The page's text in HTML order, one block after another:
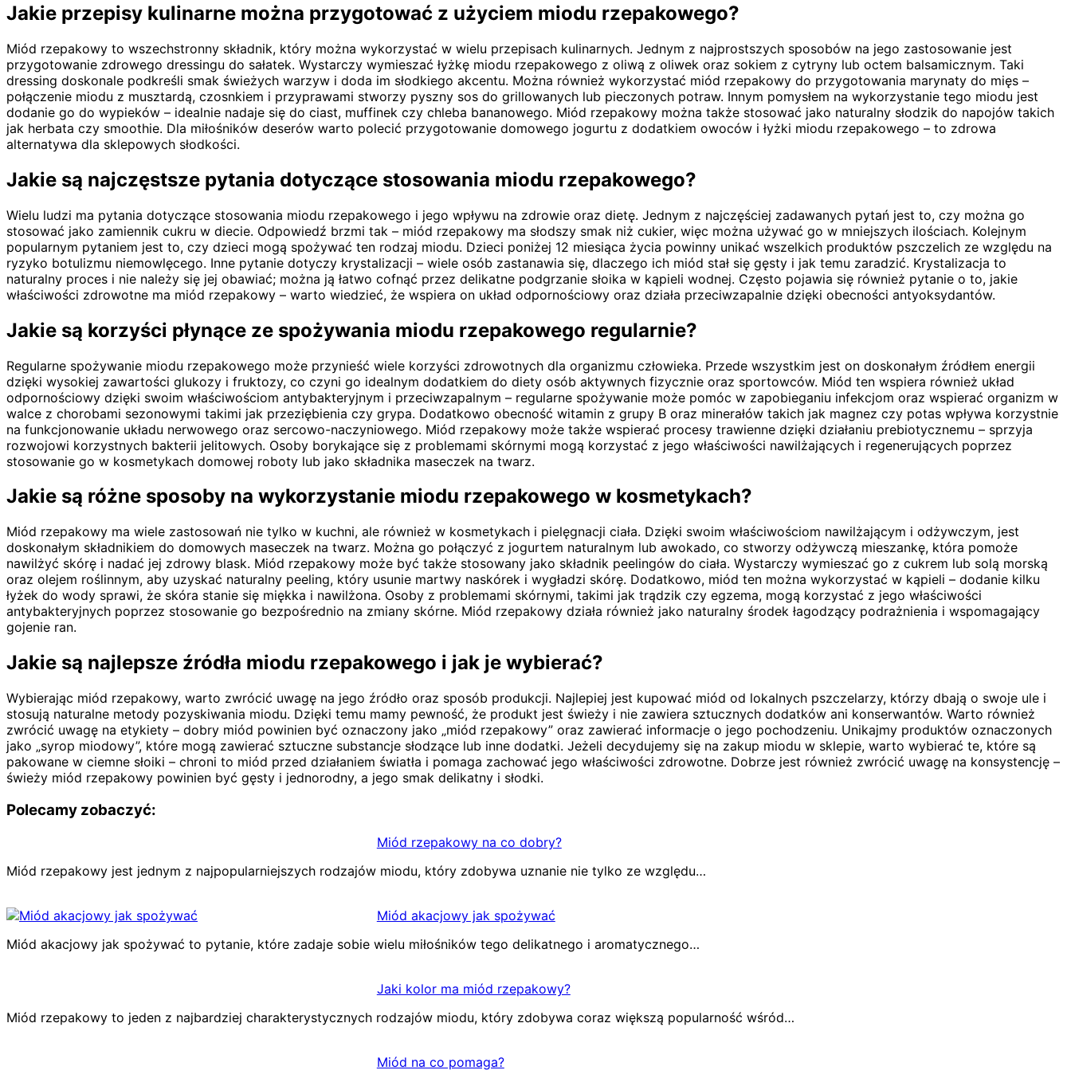
Jakie przepisy kulinarne można przygotować z użyciem miodu rzepakowego?
Miód rzepakowy to wszechstronny składnik, który można wykorzystać w wielu przepisach kulinarnych. Jednym z najprostszych sposobów na jego zastosowanie jest
przygotowanie zdrowego dressingu do sałatek. Wystarczy wymieszać łyżkę miodu rzepakowego z oliwą z oliwek oraz sokiem z cytryny lub octem balsamicznym. Taki
dressing doskonale podkreśli smak świeżych warzyw i doda im słodkiego akcentu. Można również wykorzystać miód rzepakowy do przygotowania marynaty do mięs –
połączenie miodu z musztardą, czosnkiem i przyprawami stworzy pyszny sos do grillowanych lub pieczonych potraw. Innym pomysłem na wykorzystanie tego miodu jest
dodanie go do wypieków – idealnie nadaje się do ciast, muffinek czy chleba bananowego. Miód rzepakowy można także stosować jako naturalny słodzik do napojów takich
jak herbata czy smoothie. Dla miłośników deserów warto polecić przygotowanie domowego jogurtu z dodatkiem owoców i łyżki miodu rzepakowego – to zdrowa
alternatywa dla sklepowych słodkości.
Jakie są najczęstsze pytania dotyczące stosowania miodu rzepakowego?
Wielu ludzi ma pytania dotyczące stosowania miodu rzepakowego i jego wpływu na zdrowie oraz dietę. Jednym z najczęściej zadawanych pytań jest to, czy można go
stosować jako zamiennik cukru w diecie. Odpowiedź brzmi tak – miód rzepakowy ma słodszy smak niż cukier, więc można używać go w mniejszych ilościach. Kolejnym
popularnym pytaniem jest to, czy dzieci mogą spożywać ten rodzaj miodu. Dzieci poniżej 12 miesiąca życia powinny unikać wszelkich produktów pszczelich ze względu na
ryzyko botulizmu niemowlęcego. Inne pytanie dotyczy krystalizacji – wiele osób zastanawia się, dlaczego ich miód stał się gęsty i jak temu zaradzić. Krystalizacja to
naturalny proces i nie należy się jej obawiać; można ją łatwo cofnąć przez delikatne podgrzanie słoika w kąpieli wodnej. Często pojawia się również pytanie o to, jakie
właściwości zdrowotne ma miód rzepakowy – warto wiedzieć, że wspiera on układ odpornościowy oraz działa przeciwzapalnie dzięki obecności antyoksydantów.
Jakie są korzyści płynące ze spożywania miodu rzepakowego regularnie?
Regularne spożywanie miodu rzepakowego może przynieść wiele korzyści zdrowotnych dla organizmu człowieka. Przede wszystkim jest on doskonałym źródłem energii
dzięki wysokiej zawartości glukozy i fruktozy, co czyni go idealnym dodatkiem do diety osób aktywnych fizycznie oraz sportowców. Miód ten wspiera również układ
odpornościowy dzięki swoim właściwościom antybakteryjnym i przeciwzapalnym – regularne spożywanie może pomóc w zapobieganiu infekcjom oraz wspierać organizm w
walce z chorobami sezonowymi takimi jak przeziębienia czy grypa. Dodatkowo obecność witamin z grupy B oraz minerałów takich jak magnez czy potas wpływa korzystnie
na funkcjonowanie układu nerwowego oraz sercowo-naczyniowego. Miód rzepakowy może także wspierać procesy trawienne dzięki działaniu prebiotycznemu – sprzyja
rozwojowi korzystnych bakterii jelitowych. Osoby borykające się z problemami skórnymi mogą korzystać z jego właściwości nawilżających i regenerujących poprzez
stosowanie go w kosmetykach domowej roboty lub jako składnika maseczek na twarz.
Jakie są różne sposoby na wykorzystanie miodu rzepakowego w kosmetykach?
Miód rzepakowy ma wiele zastosowań nie tylko w kuchni, ale również w kosmetykach i pielęgnacji ciała. Dzięki swoim właściwościom nawilżającym i odżywczym, jest
doskonałym składnikiem do domowych maseczek na twarz. Można go połączyć z jogurtem naturalnym lub awokado, co stworzy odżywczą mieszankę, która pomoże
nawilżyć skórę i nadać jej zdrowy blask. Miód rzepakowy może być także stosowany jako składnik peelingów do ciała. Wystarczy wymieszać go z cukrem lub solą morską
oraz olejem roślinnym, aby uzyskać naturalny peeling, który usunie martwy naskórek i wygładzi skórę. Dodatkowo, miód ten można wykorzystać w kąpieli – dodanie kilku
łyżek do wody sprawi, że skóra stanie się miękka i nawilżona. Osoby z problemami skórnymi, takimi jak trądzik czy egzema, mogą korzystać z jego właściwości
antybakteryjnych poprzez stosowanie go bezpośrednio na zmiany skórne. Miód rzepakowy działa również jako naturalny środek łagodzący podrażnienia i wspomagający
gojenie ran.
Jakie są najlepsze źródła miodu rzepakowego i jak je wybierać?
Wybierając miód rzepakowy, warto zwrócić uwagę na jego źródło oraz sposób produkcji. Najlepiej jest kupować miód od lokalnych pszczelarzy, którzy dbają o swoje ule i
stosują naturalne metody pozyskiwania miodu. Dzięki temu mamy pewność, że produkt jest świeży i nie zawiera sztucznych dodatków ani konserwantów. Warto również
zwrócić uwagę na etykiety – dobry miód powinien być oznaczony jako „miód rzepakowy” oraz zawierać informacje o jego pochodzeniu. Unikajmy produktów oznaczonych
jako „syrop miodowy”, które mogą zawierać sztuczne substancje słodzące lub inne dodatki. Jeżeli decydujemy się na zakup miodu w sklepie, warto wybierać te, które są
pakowane w ciemne słoiki – chroni to miód przed działaniem światła i pomaga zachować jego właściwości zdrowotne. Dobrze jest również zwrócić uwagę na konsystencję –
świeży miód rzepakowy powinien być gęsty i jednorodny, a jego smak delikatny i słodki.
Polecamy zobaczyć:
Miód rzepakowy na co dobry?
Miód rzepakowy jest jednym z najpopularniejszych rodzajów miodu, który zdobywa uznanie nie tylko ze względu…
Miód akacjowy jak spożywać
Miód akacjowy jak spożywać to pytanie, które zadaje sobie wielu miłośników tego delikatnego i aromatycznego…
Jaki kolor ma miód rzepakowy?
Miód rzepakowy to jeden z najbardziej charakterystycznych rodzajów miodu, który zdobywa coraz większą popularność wśród…
Miód na co pomaga?